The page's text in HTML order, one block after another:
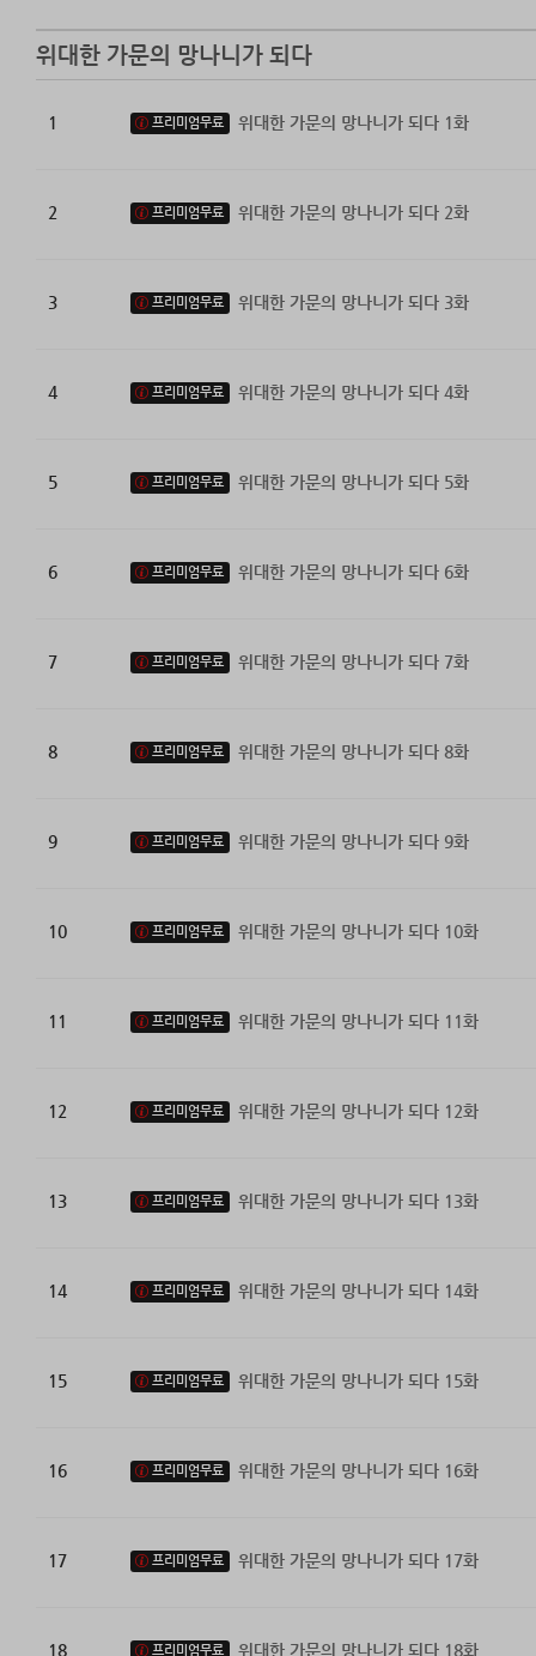
[고유 능력, ‘마
[‘마법학개론’
위대한 가문의 망나니가 되다
1 프리미엄무료 위대한 가문의 망나니가 되다 1화
2 프리미엄무료 위대한 가문의 망나니가 되다 2화
3 프리미엄무료 위대한 가문의 망나니가 되다 3화
4 프리미엄무료 위대한 가문의 망나니가 되다 4화
5 프리미엄무료 위대한 가문의 망나니가 되다 5화
6 프리미엄무료 위대한 가문의 망나니가 되다 6화
7 프리미엄무료 위대한 가문의 망나니가 되다 7화
8 프리미엄무료 위대한 가문의 망나니가 되다 8화
9 프리미엄무료 위대한 가문의 망나니가 되다 9화
10 프리미엄무료 위대한 가문의 망나니가 되다 10화
11 프리미엄무료 위대한 가문의 망나니가 되다 11화
12 프리미엄무료 위대한 가문의 망나니가 되다 12화
13 프리미엄무료 위대한 가문의 망나니가 되다 13화
14 프리미엄무료 위대한 가문의 망나니가 되다 14화
15 프리미엄무료 위대한 가문의 망나니가 되다 15화
16 프리미엄무료 위대한 가문의 망나니가 되다 16화
17 프리미엄무료 위대한 가문의 망나니가 되다 17화
18 프리미엄무료 위대한 가문의 망나니가 되다 18화